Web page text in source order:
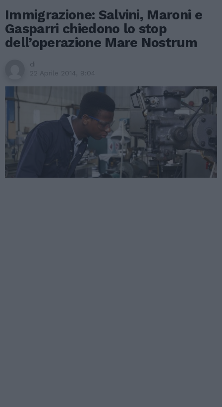
Immigrazione: Salvini, Maroni e
Gasparri chiedono lo stop
dell’operazione Mare Nostrum
di
22 Aprile 2014, 9:04